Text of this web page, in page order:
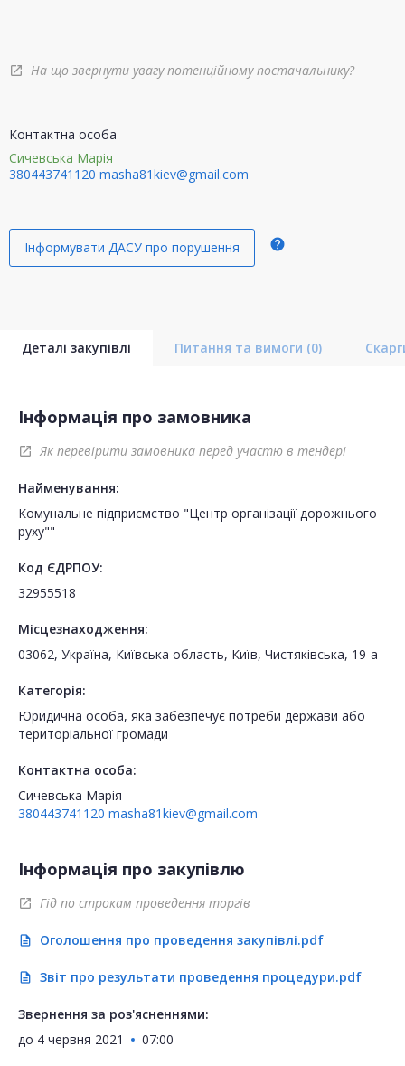
open_in_new На що звернути увагу потенційному постачальнику?
Контактна особа
Сичевська Марія
380443741120 masha81kiev@gmail.com
Інформувати ДАСУ про порушення help
Деталі закупівлі Питання та вимоги (0)
Інформація про замовника
open_in_new Як перевірити замовника перед участю в тендері
Найменування:
Комунальне підприємство "Центр організації дорожнього
руху""
Код ЄДРПОУ:
32955518
Місцезнаходження:
03062, Україна, Київська область, Київ, Чистяківська, 19-а
Категорія:
Юридична особа, яка забезпечує потреби держави або
територіальної громади
Контактна особа:
Сичевська Марія
380443741120 masha81kiev@gmail.com
Інформація про закупівлю
open_in_new Гід по строкам проведення торгів
description Оголошення про проведення закупівлі.pdf
description Звіт про результати проведення процедури.pdf
Звернення за роз'ясненнями:
до 4 червня 2021 07:00